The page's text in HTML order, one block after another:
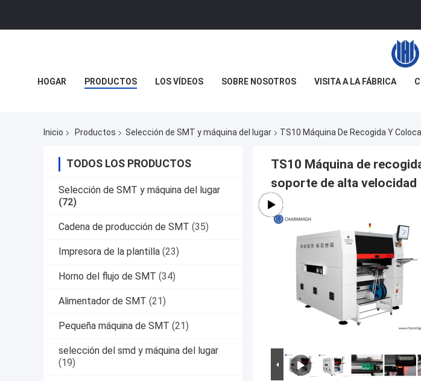
HOGAR PRODUCTOS LOS VÍDEOS SOBRE NOSOTROS VISITA A LA FÁBRICA
Inicio Productos Selección de SMT y máquina del lugar TS10 Máquina De Recogida Y
TODOS LOS PRODUCTOS
Selección de SMT y máquina del lugar
(72)
Cadena de producción de SMT (35)
Impresora de la plantilla (23)
Horno del flujo de SMT (34)
Alimentador de SMT (21)
Pequeña máquina de SMT (21)
selección del smd y máquina del lugar
(19)
TS10 Máquina de
soporte de alta velocidad